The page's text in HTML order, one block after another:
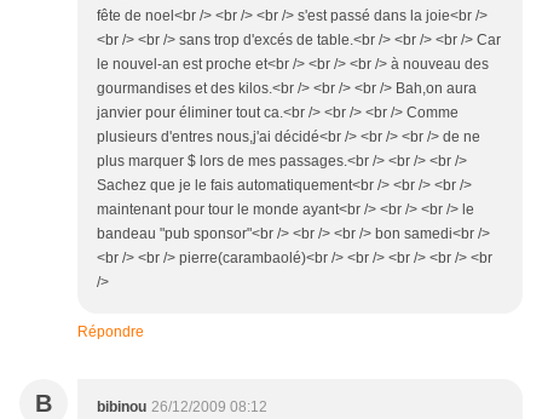
fête de noel<br /> <br /> <br /> s'est passé dans la joie<br />
<br /> <br /> sans trop d'excés de table.<br /> <br /> <br /> Car
le nouvel-an est proche et<br /> <br /> <br /> à nouveau des
gourmandises et des kilos.<br /> <br /> <br /> Bah,on aura
janvier pour éliminer tout ca.<br /> <br /> <br /> Comme
plusieurs d'entres nous,j'ai décidé<br /> <br /> <br /> de ne
plus marquer $ lors de mes passages.<br /> <br /> <br />
Sachez que je le fais automatiquement<br /> <br /> <br />
maintenant pour tour le monde ayant<br /> <br /> <br /> le
bandeau "pub sponsor"<br /> <br /> <br /> bon samedi<br />
<br /> <br /> pierre(carambaolé)<br /> <br /> <br /> <br /> <br
/>
Répondre
B bibinou 26/12/2009 08:12